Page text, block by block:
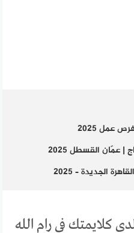
عمل 2025
عمّان القسطل 2025
الجديدة – 2025
كلايمتك في رام الله